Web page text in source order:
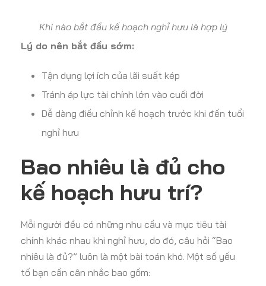
Khi nào bắt đầu kế hoạch nghỉ hưu là hợp lý
Lý do nên bắt đầu sớm:
Tận dụng lợi ích của lãi suất kép
Tránh áp lực tài chính lớn vào cuối đời
Dễ dàng điều chỉnh kế hoạch trước khi đến tuổi
nghỉ hưu
Bao nhiêu là đủ cho
kế hoạch hưu trí?
Mỗi người đều có những nhu cầu và mục tiêu tài
chính khác nhau khi nghỉ hưu, do đó, câu hỏi “Bao
nhiêu là đủ?” luôn là một bài toán khó. Một số yếu
tố bạn cần cân nhắc bao gồm: